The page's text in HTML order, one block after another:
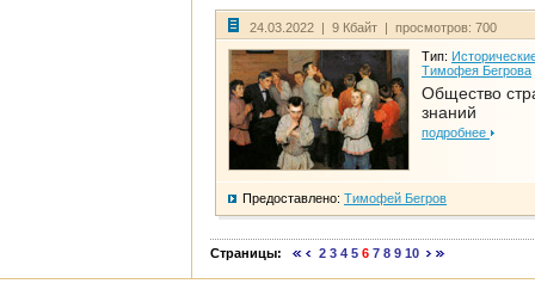
24.03.2022 | 9 Кбайт | просмотров: 700
Тип:
Тимофея Бегрова
Общество
знаний
подробнее
Предоставлено: Тимофей Бегров
Страницы: 2 3 4 5 6 7 8 9 10